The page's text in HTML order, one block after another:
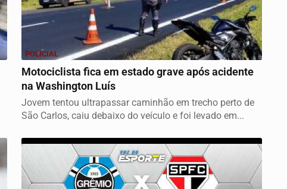
POLICIAL
Motociclista fica em estado grave após acidente
na Washington Luís
Jovem tentou ultrapassar caminhão em trecho perto de
São Carlos, caiu debaixo do veículo e foi levado em...